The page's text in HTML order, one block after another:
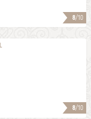
8/10
8/10